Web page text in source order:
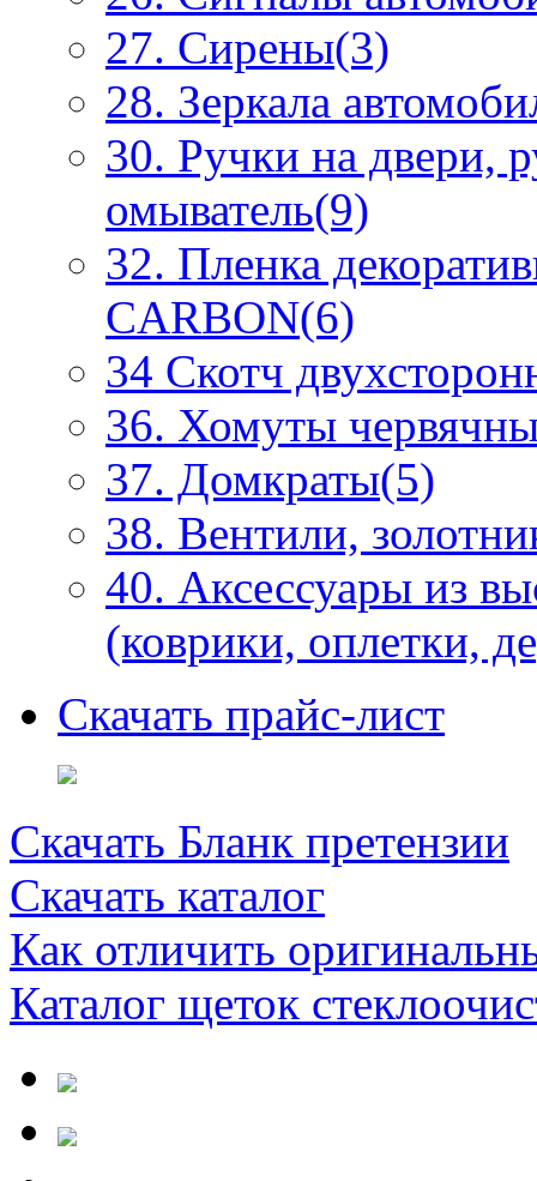
27. Сирены(3)
28. Зеркала
30. Ручки на двери,
омыватель(9)
32. Пленка
CARBON(6)
34 Скотч
36. Хомуты
37. Домкраты(5)
38. Вентили,
40. Аксессуары из
(коврики, оплетки,
Скачать прайс-лист
Скачать Бланк претензии
Скачать каталог
Как отличить
Каталог щеток